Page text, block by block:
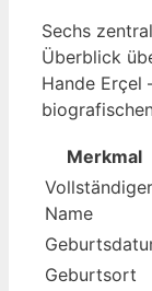
Sechs
Überblick
Hande Erçel
Merkmal
Vollständiger
Name
Geburtsort